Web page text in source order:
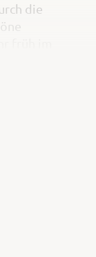
die